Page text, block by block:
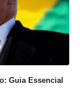
Guia Essencial